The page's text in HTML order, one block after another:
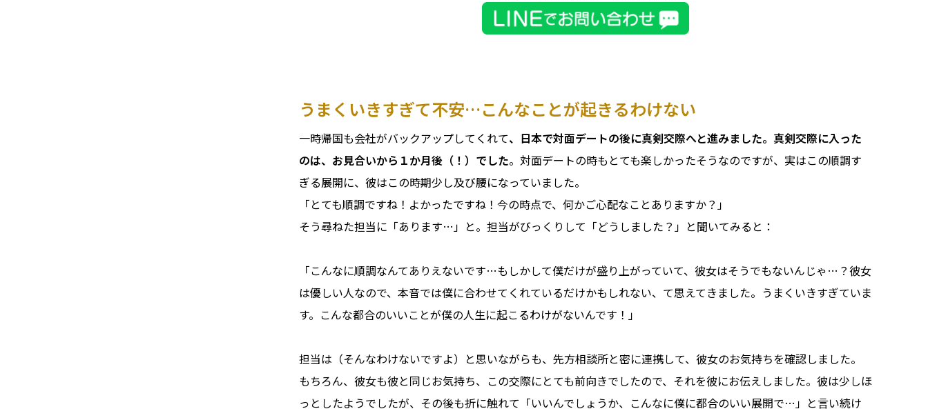
うまくいきすぎて不安…こんなことが起きるわけない
一時帰国も会社がバックアップしてくれて、日本で対面デートの後に真剣交際へと進みました。真剣交際に入った
のは、お見合いから１か月後（！）でした。対面デートの時もとても楽しかったそうなのですが、実はこの順調す
ぎる展開に、彼はこの時期少し及び腰になっていました。
「とても順調ですね！よかったですね！今の時点で、何かご心配なことありますか？」
そう尋ねた担当に「あります…」と。担当がびっくりして「どうしました？」と聞いてみると：
「こんなに順調なんてありえないです…もしかして僕だけが盛り上がっていて、彼女はそうでもないんじゃ…？彼女
は優しい人なので、本音では僕に合わせてくれているだけかもしれない、て思えてきました。うまくいきすぎていま
す。こんな都合のいいことが僕の人生に起こるわけがないんです！」
担当は（そんなわけないですよ）と思いながらも、先方相談所と密に連携して、彼女のお気持ちを確認しました。
もちろん、彼女も彼と同じお気持ち、この交際にとても前向きでしたので、それを彼にお伝えしました。彼は少しほ
っとしたようでしたが、その後も折に触れて「いいんでしょうか、こんなに僕に都合のいい展開で…」と言い続け